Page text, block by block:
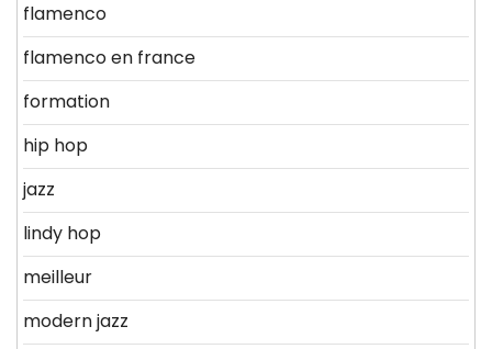
flamenco
flamenco en france
formation
hip hop
jazz
lindy hop
meilleur
modern jazz